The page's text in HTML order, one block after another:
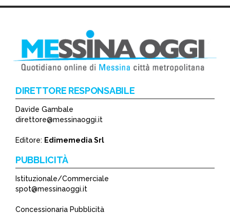
*
DIRETTORE RESPONSABILE
Davide Gambale
direttore@messinaoggi.it
Editore: Edimemedia Srl
PUBBLICITÀ
Istituzionale/Commerciale
spot@messinaoggi.it
Concessionaria Pubblicità